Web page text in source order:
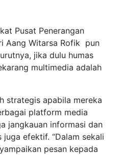
Pusat Penerangan
Aang Witarsa Rofik pun
jika dulu humas
multimedia adalah
strategis apabila mereka
platform media
jangkauan informasi dan
efektif. “Dalam sekali
pesan kepada